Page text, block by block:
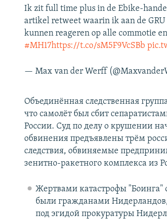
Ik zit full time plus in de Ebike-
artikel retweet waarin ik aan de
kunnen reageren op alle commotie
#MH17https://t.co/sM5F9VcSBb
— Max van der Werff
Объединённая следственная
что самолёт был сбит
России. Суд по делу о крушении
обвинения предъявлены трём
следствия, обвиняемые
зенитно-ракетного комплекса из
Жертвами катастрофы "Боинга"
были гражданами
под эгидой прокуратуры